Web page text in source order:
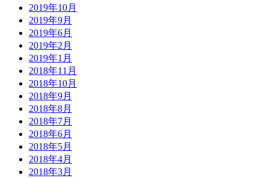
2019年10月
2019年9月
2019年6月
2019年2月
2019年1月
2018年11月
2018年10月
2018年9月
2018年8月
2018年7月
2018年6月
2018年5月
2018年4月
2018年3月